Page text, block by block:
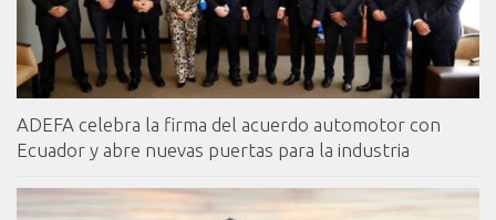
ADEFA celebra la firma del acuerdo automotor con
Ecuador y abre nuevas puertas para la industria